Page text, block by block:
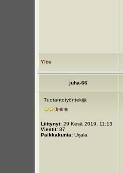
Ylös
juha-66
Tuotantotyöntekijä
Liittynyt:29 Kesä 2019, 11:13
Viestit:87
Paikkakunta:Urjala